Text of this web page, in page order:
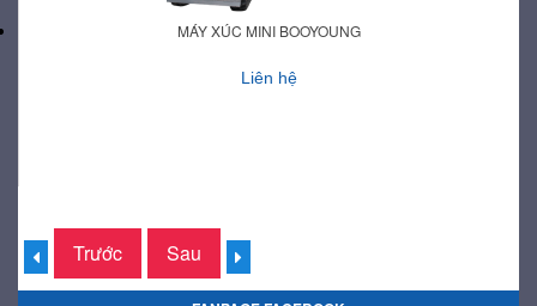
MÁY XÚC MINI BOOYOUNG
Liên hệ
Trước Sau